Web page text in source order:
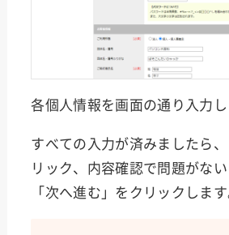
各個人情報を画面の通り入力し
すべての入力が済みましたら
リック、内容確認で問題がない
「次へ進む」をクリックします